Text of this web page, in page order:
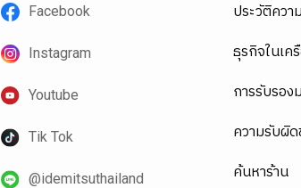
Facebook
Instagram
Youtube
Tik Tok
@idemitsuthailand
ประวัติควา
ธุรกิจในเค
การรับรอง
ความรับผิ
ค้นหาร้าน